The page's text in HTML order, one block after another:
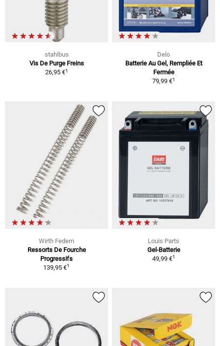
stahlbus
Vis De Purge Freins
26,95 €1
Delo
Batterie Au Gel, Rempliée Et
Fermée
79,99 €1
Wirth Federn
Ressorts De Fourche
Progressifs
139,95 €1
Louis Parts
Gel-Batterie
49,99 €1